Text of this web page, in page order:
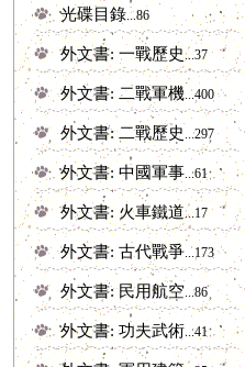
光碟目錄 ...86
外文書: 一戰歷史...37
外文書: 二戰軍機 ...400
外文書: 二戰歷史 ...297
外文書: 中國軍事 ...61
外文書: 火車鐵道...17
外文書: 古代戰爭 ...173
外文書: 民用航空 ...86
外文書: 功夫武術...41